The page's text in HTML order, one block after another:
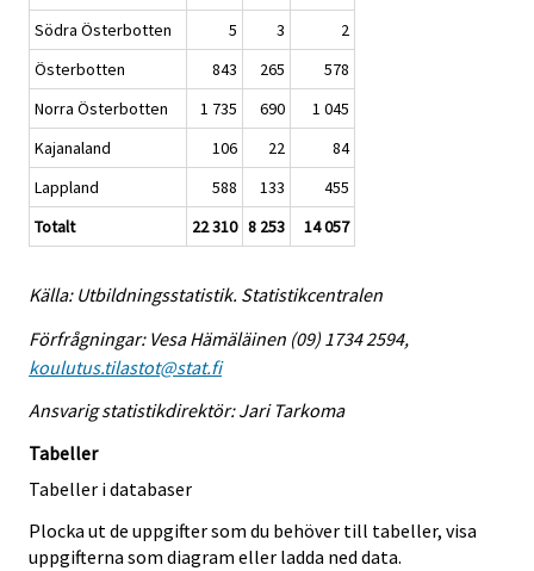
Södra Österbotten
5 3
2
Österbotten
843 265
578
Norra Österbotten
1 735 690
1 045
Kajanaland
106 22
84
Lappland
588 133
455
Totalt
22 310 8 253 14 057
Källa: Utbildningsstatistik. Statistikcentralen
Förfrågningar: Vesa Hämäläinen (09) 1734 2594,
koulutus.tilastot@stat.fi
Ansvarig statistikdirektör: Jari Tarkoma
Tabeller
Tabeller i databaser
Plocka ut de uppgifter som du behöver till tabeller, visa
uppgifterna som diagram eller ladda ned data.